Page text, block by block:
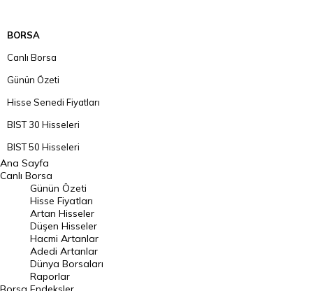
BORSA
Canlı Borsa
Günün Özeti
Hisse Senedi Fiyatları
BIST 30 Hisseleri
BIST 50 Hisseleri
BIST 100 Hisseleri
En Çok Artan Hisseler
En Çok Düşen Hisseler
Hacmi Artanlar
Geçmiş Kapanışlar
Dünya Borsaları
Ana Sayfa
Canlı Borsa
Günün Özeti
Hisse Fiyatları
Artan Hisseler
Düşen Hisseler
Hacmi Artanlar
Adedi Artanlar
Dünya Borsaları
Raporlar